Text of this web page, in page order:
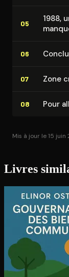
05
1988,
06
07 Zone
08 Pour
Mis à jour le 15 juin
Livres